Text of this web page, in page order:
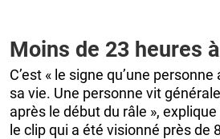
Moins de 23 heures
C’est « le signe qu’une
sa vie. Une personne vit
après le début du râle »,
le clip qui a été visionné près de